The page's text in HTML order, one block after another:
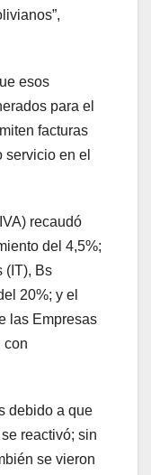
esos
para el
facturas
servicio en el
recaudó
del 4,5%;
(IT), Bs
20%; y el
las Empresas
con
debido a que
reactivó; sin
se vieron